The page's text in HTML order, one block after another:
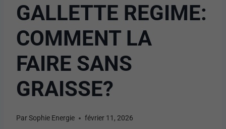
GALLETTE REGIME:
COMMENT LA
FAIRE SANS
GRAISSE?
ParSophie Energie février 11, 2026